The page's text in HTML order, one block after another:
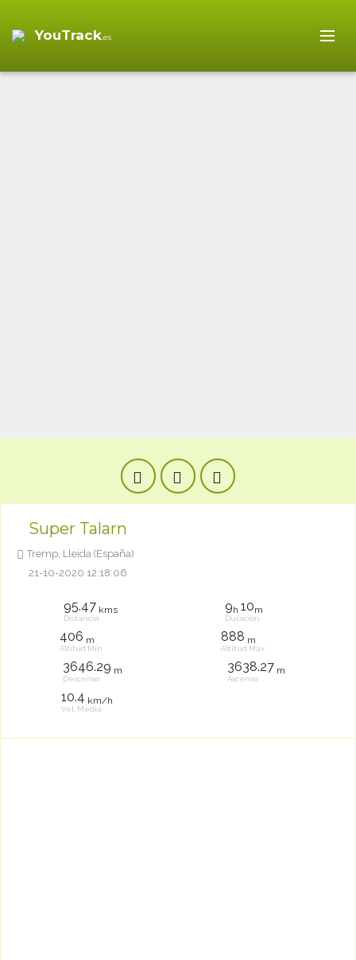
YouTrack.es
Super Talarn
Tremp, Lleida (España)
21-10-2020 12:18:06
95.47 kms
Distancia
9h 10m
Duración
406 m
Altitud Mín
888 m
Altitud Máx
3646.29 m
Descenso
3638.27 m
Ascenso
10.4 km/h
Vel. Media